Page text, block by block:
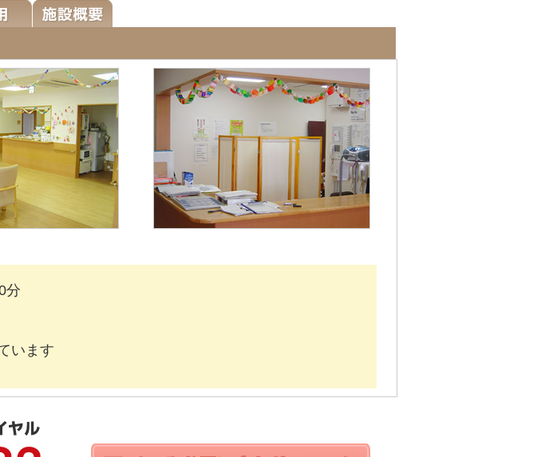
分
います